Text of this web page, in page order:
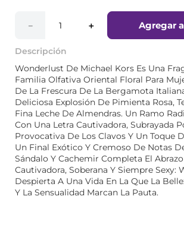
＋
－ Agregar
Descripción
Wonderlust De Michael Kors Es Una
Familia Olfativa Oriental Floral Para
De La Frescura De La Bergamota
Deliciosa Explosión De Pimienta Rosa,
Fina Leche De Almendras. Un Ramo
Con Una Letra Cautivadora, Subrayada
Provocativa De Los Clavos Y Un Toque
Un Final Exótico Y Cremoso De Notas
Sándalo Y Cachemir Completa El
Cautivadora, Soberana Y Siempre Sexy:
Despierta A Una Vida En La Que La
Y La Sensualidad Marcan La Pauta.